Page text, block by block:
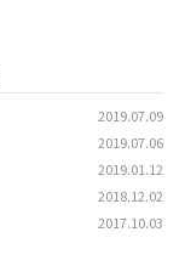
2019.07.09
2019.07.06
2019.01.12
2018.12.02
2017.10.03